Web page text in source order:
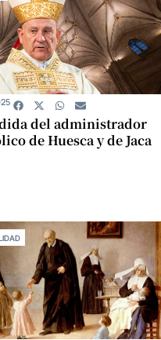
del administrador
de Huesca y de Jaca